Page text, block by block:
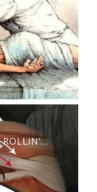
ROLLIN’…